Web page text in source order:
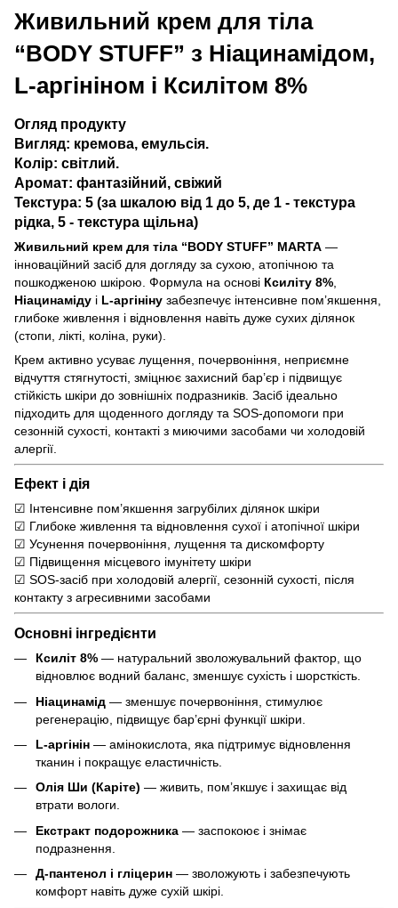
Живильний крем для тіла
“BODY STUFF” з Ніацинамідом,
L-аргініном і Ксилітом 8%
Огляд продукту
Вигляд: кремова, емульсія.
Колір: світлий.
Аромат: фантазійний, свіжий
Текстура: 5 (за шкалою від 1 до 5, де 1 - текстура
рідка, 5 - текстура щільна)
Живильний крем для тіла “BODY STUFF” MARTA —
інноваційний засіб для догляду за сухою, атопічною та
пошкодженою шкірою. Формула на основі Ксиліту 8%
Ніацинаміду і L-аргініну забезпечує інтенсивне пом’якшення,
глибоке живлення і відновлення навіть дуже сухих ділянок
(стопи, лікті, коліна, руки).
Крем активно усуває лущення, почервоніння, неприємне
відчуття стягнутості, зміцнює захисний бар’єр і підвищує
стійкість шкіри до зовнішніх подразників. Засіб ідеально
підходить для щоденного догляду та SOS-допомоги при
сезонній сухості, контакті з миючими засобами чи холодовій
алергії.
Ефект і дія
☑ Інтенсивне пом’якшення загрубілих ділянок шкіри
☑ Глибоке живлення та відновлення сухої і атопічної шкіри
☑ Усунення почервоніння, лущення та дискомфорту
☑ Підвищення місцевого імунітету шкіри
☑ SOS-засіб при холодовій алергії, сезонній сухості, після
контакту з агресивними засобами
Основні інгредієнти
Ксиліт 8% — натуральний зволожувальний фактор, що
відновлює водний баланс, зменшує сухість і шорсткість.
Ніацинамід — зменшує почервоніння, стимулює
регенерацію, підвищує бар’єрні функції шкіри.
L-аргінін — амінокислота, яка підтримує відновлення
тканин і покращує еластичність.
Олія Ши (Каріте) — живить, пом’якшує і захищає від
втрати вологи.
Екстракт подорожника — заспокоює і знімає
подразнення.
Д-пантенол і гліцерин — зволожують і забезпечують
комфорт навіть дуже сухій шкірі.